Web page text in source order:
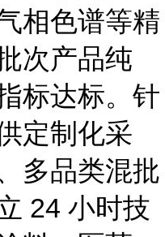
相色谱等精
次产品纯
标达标。针
定制化采
多品类混批
24 小时技